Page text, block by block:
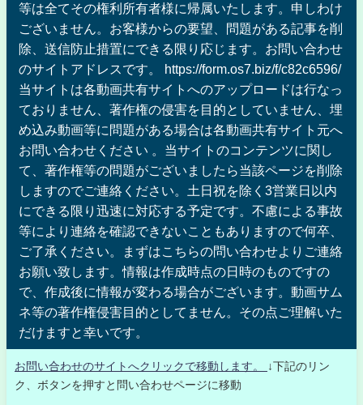
等は全てその権利所有者様に帰属いたします。申しわけ
ございません。お客様からの要望、問題がある記事を削
除、送信防止措置にできる限り応じます。お問い合わせ
のサイトアドレスです。 https://form.os7.biz/f/c82c6596/
当サイトは各動画共有サイトへのアップロードは行なっ
ておりません、著作権の侵害を目的としていません、埋
め込み動画等に問題がある場合は各動画共有サイト元へ
お問い合わせください 。当サイトのコンテンツに関し
て、著作権等の問題がございましたら当該ページを削除
しますのでご連絡ください。土日祝を除く3営業日以内
にできる限り迅速に対応する予定です。不慮による事故
等により連絡を確認できないこともありますので何卒、
ご了承ください。まずはこちらの問い合わせよりご連絡
お願い致します。情報は作成時点の日時のものですの
で、作成後に情報が変わる場合がございます。動画サム
ネ等の著作権侵害目的としてません。その点ご理解いた
だけますと幸いです。
お問い合わせのサイトへクリックで移動します。
↓下記のリン
ク、ボタンを押すと問い合わせページに移動